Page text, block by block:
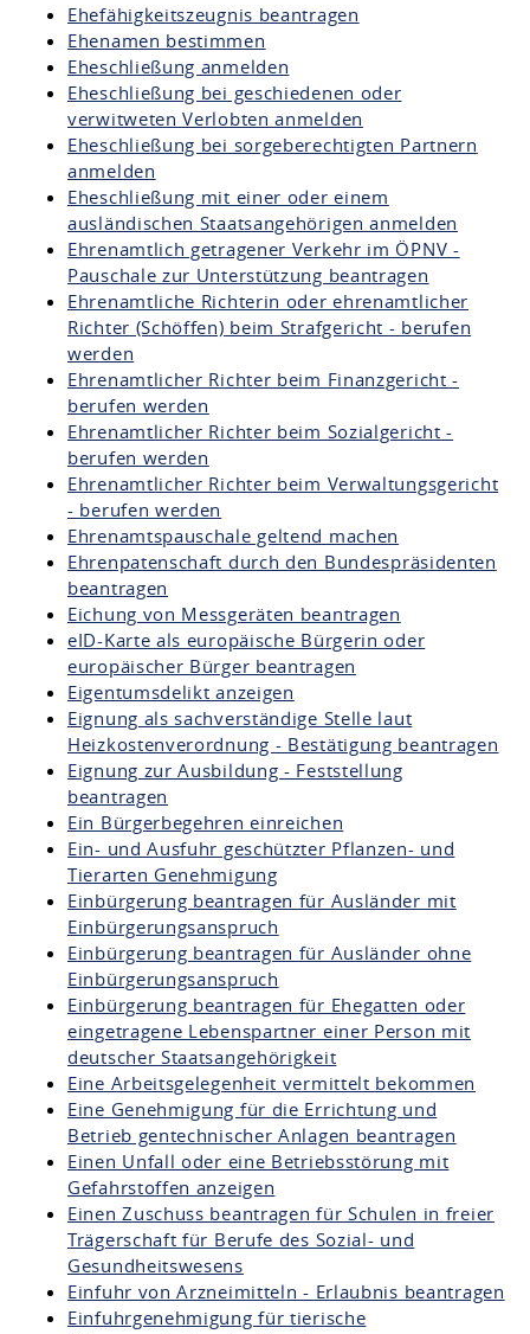
Ehefähigkeitszeugnis beantragen
Ehenamen bestimmen
Eheschließung anmelden
Eheschließung bei geschiedenen oder
verwitweten Verlobten anmelden
Eheschließung bei sorgeberechtigten Partnern
anmelden
Eheschließung mit einer oder einem
ausländischen Staatsangehörigen anmelden
Ehrenamtlich getragener Verkehr im ÖPNV -
Pauschale zur Unterstützung beantragen
Ehrenamtliche Richterin oder ehrenamtlicher
Richter (Schöffen) beim Strafgericht - berufen
werden
Ehrenamtlicher Richter beim Finanzgericht -
berufen werden
Ehrenamtlicher Richter beim Sozialgericht -
berufen werden
Ehrenamtlicher Richter beim Verwaltungsgericht
- berufen werden
Ehrenamtspauschale geltend machen
Ehrenpatenschaft durch den Bundespräsidenten
beantragen
Eichung von Messgeräten beantragen
eID-Karte als europäische Bürgerin oder
europäischer Bürger beantragen
Eigentumsdelikt anzeigen
Eignung als sachverständige Stelle laut
Heizkostenverordnung - Bestätigung beantragen
Eignung zur Ausbildung - Feststellung
beantragen
Ein Bürgerbegehren einreichen
Ein- und Ausfuhr geschützter Pflanzen- und
Tierarten Genehmigung
Einbürgerung beantragen für Ausländer mit
Einbürgerungsanspruch
Einbürgerung beantragen für Ausländer ohne
Einbürgerungsanspruch
Einbürgerung beantragen für Ehegatten oder
eingetragene Lebenspartner einer Person mit
deutscher Staatsangehörigkeit
Eine Arbeitsgelegenheit vermittelt bekommen
Eine Genehmigung für die Errichtung und
Betrieb gentechnischer Anlagen beantragen
Einen Unfall oder eine Betriebsstörung mit
Gefahrstoffen anzeigen
Einen Zuschuss beantragen für Schulen in freier
Trägerschaft für Berufe des Sozial- und
Gesundheitswesens
Einfuhr von Arzneimitteln - Erlaubnis beantragen
Einfuhrgenehmigung für tierische